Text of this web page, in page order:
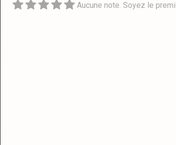
Aucune note. Soyez le